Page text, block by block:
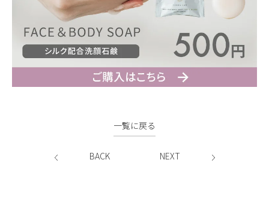
一覧に戻る
BACK NEXT